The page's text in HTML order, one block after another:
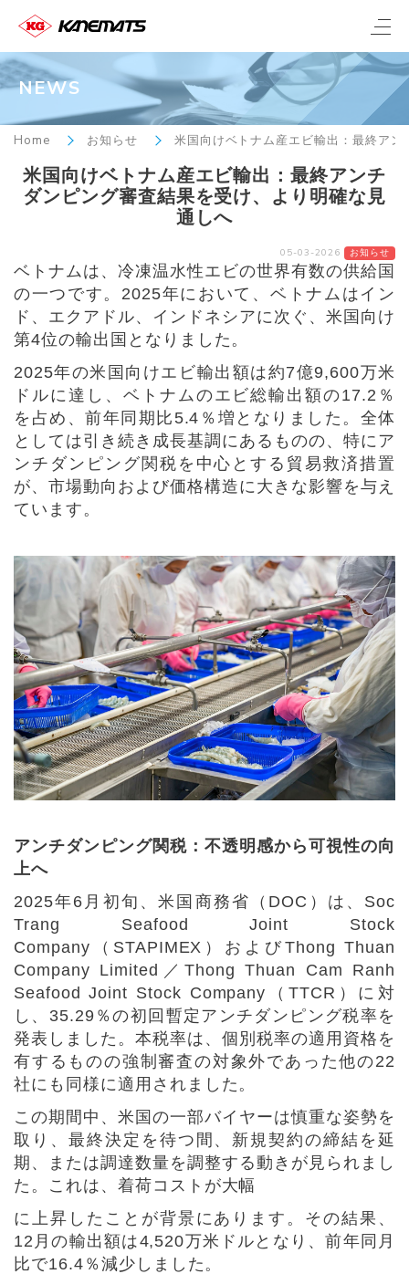
NEWS
Home お知らせ 米国向けベトナム産エビ輸出：最終ア
米国向けベトナム産エビ輸出：最終アンチ
ダンピング審査結果を受け、より明確な見
通しへ
05-03-2026 お知らせ
ベトナムは、冷凍温水性エビの世界有数の供給国
の一つです。 2025年において、ベトナムはイン
ド、エクアドル、インドネシアに次ぐ、米国向け
第4位の輸出国となりました。
2025年の米国向けエビ輸出額は約7億9,600万米
ドルに達し、ベトナムのエビ総輸出額の17.2 ％
を占め、前年同期比 5.4 ％増となりました。全体
としては引き続き成長基調にあるものの、特にア
ンチダンピング関税を中心とする貿易救済措置
が、市場動向および価格構造に大きな影響を与え
ています。
アンチダンピング関税：不透明感から可視性の向
上へ
2025年6 月初旬、米国商務省（ DOC ）は、 Soc
Trang Seafood Joint Stock
Company （ STAPIMEX ）およびThong Thuan
Company Limited ／Thong Thuan Cam Ranh
Seafood Joint Stock Company （ TTCR ）に対
し、 35.29 ％の初回暫定アンチダンピング税率を
発表しました。本税率は、個別税率の適用資格を
有するものの強制審査の対象外であった他の22
社にも同様に適用されました。
この期間中、米国の一部バイヤーは慎重な姿勢を
取り、最終決定を待つ間、新規契約の締結を延
期、または調達数量を調整する動きが見られまし
た。これは、着荷コストが大幅
に上昇したことが背景にあります。その結果、
12 月の輸出額は4,520万米ドルとなり、前年同月
比で16.4 ％減少しました。